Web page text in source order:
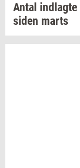
Antal ind­lag­te
siden marts